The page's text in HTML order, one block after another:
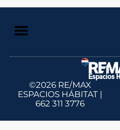
©2026 RE/MAX
ESPACIOS HÁBITAT |
662 311 3776